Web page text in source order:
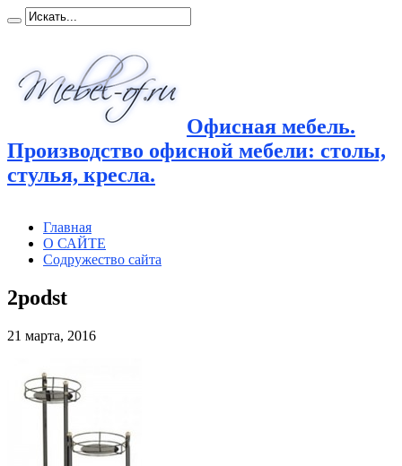
Офисная мебель.
Производство офисной мебели: столы,
стулья, кресла.
Главная
О САЙТЕ
Содружество сайта
2podst
21 марта, 2016